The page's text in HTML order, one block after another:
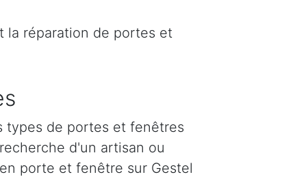
la réparation de portes et
types de portes et fenêtres
d'un artisan ou
porte et fenêtre sur Gestel